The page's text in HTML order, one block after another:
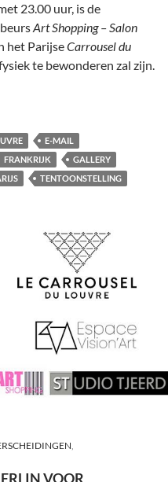
23.00 uur, is de
Art Shopping – Salon
het ParijseCarrousel du
te bewonderen zal zijn.
Merlin in Carrousel du
E-MAIL
FRANKRIJK
GALLERY
TENTOONSTELLING
,
VOOR